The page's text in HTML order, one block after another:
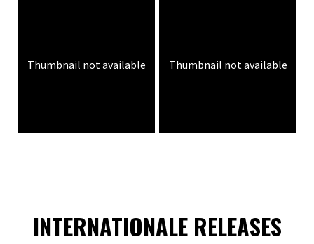
Thumbnail not available Thumbnail not available
INTERNATIONALE RELEASES